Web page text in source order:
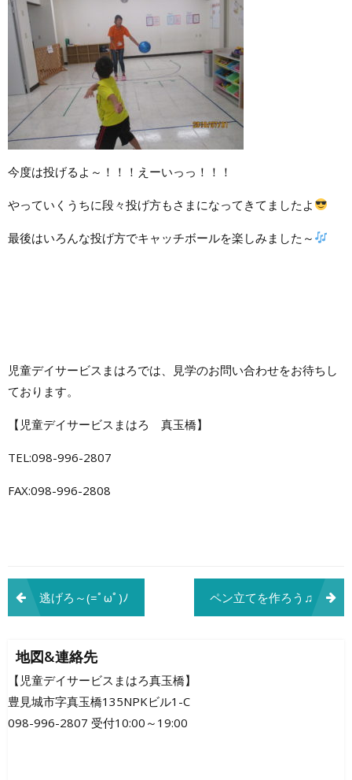
今度は投げるよ～！！！えーいっっ！！！
やっていくうちに段々投げ方もさまになってきてましたよ
最後はいろんな投げ方でキャッチボールを楽しみました～
児童デイサービスまはろでは、見学のお問い合わせをお待ちし
ております。
【児童デイサービスまはろ 真玉橋】
TEL:098-996-2807
FAX:098-996-2808
投
稿
ナ
ビ
ゲ
逃げろ～(=ﾟωﾟ)ﾉ ペン立てを作ろう♫
地図&連絡先
【児童デイサービスまはろ真玉橋】
豊見城市字真玉橋135NPKビル1-C
098-996-2807 受付10:00～19:00